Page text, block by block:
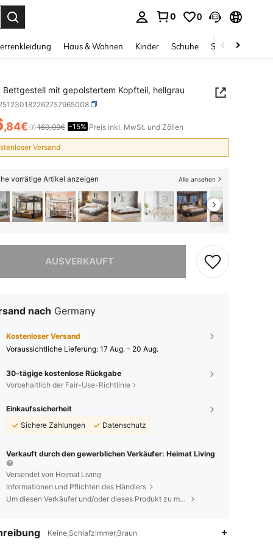
0 0
Haus & Wohnen Kinder Schuhe Schmuck &
Bettgestell mit gepolstertem Kopfteil, hellgrau
AND AVAILABILITY
,84€ 160,99€ -15% Preis inkl. MwSt. und Zöllen
Versand
vorrätige Artikel anzeigen Alle ansehen
AUSVERKAUFT
Produkt ist ausverkauft.
nach Germany
Kostenloser Versand
Voraussichtliche Lieferung: 17 Aug. - 20 Aug.
30-tägige kostenlose Rückgabe
Vorbehaltlich der Fair-Use-Richtlinie
Einkaufssicherheit
Sichere Zahlungen
Datenschutz
Verkauft durch den gewerblichen Verkäufer: Heimat Living
Versendet von Heimat Living
Informationen und Pflichten des Händlers
Um diesen Verkäufer und/oder dieses Produkt zu melden
Keine,Schlafzimmer,Braun
4,26 59
363